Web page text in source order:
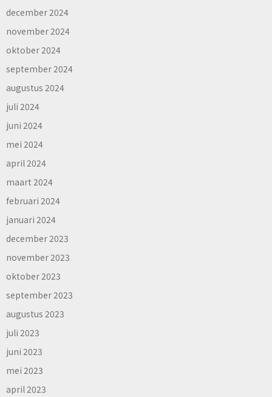
december 2024
november 2024
oktober 2024
september 2024
augustus 2024
juli 2024
juni 2024
mei 2024
april 2024
maart 2024
februari 2024
januari 2024
december 2023
november 2023
oktober 2023
september 2023
augustus 2023
juli 2023
juni 2023
mei 2023
april 2023